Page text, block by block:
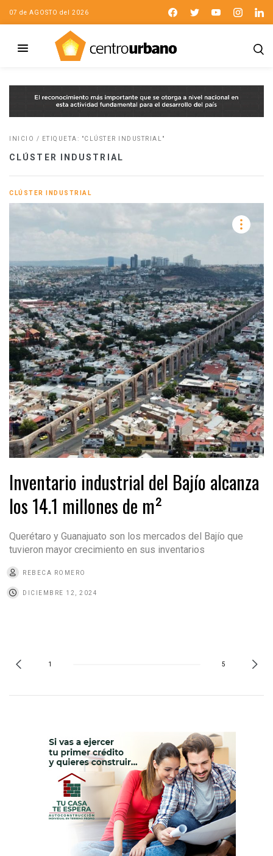
07 de AGOSTO del 2026
INICIO / ETIQUETA: "CLÚSTER INDUSTRIAL"
CLÚSTER INDUSTRIAL
CLÚSTER INDUSTRIAL
Inventario industrial del Bajío alcanza
los 14.1 millones de m²
Querétaro y Guanajuato son los mercados del Bajío que
tuvieron mayor crecimiento en sus inventarios
REBECA ROMERO
DICIEMBRE 12, 2024
1 5